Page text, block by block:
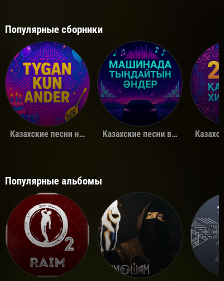
Популярные сборники
Казахские песни на день рождения Казахские песни в машину
Популярные альбомы